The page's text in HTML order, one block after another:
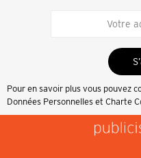
Pour en savoir plus vous pouvez
Données Personnelles et Charte